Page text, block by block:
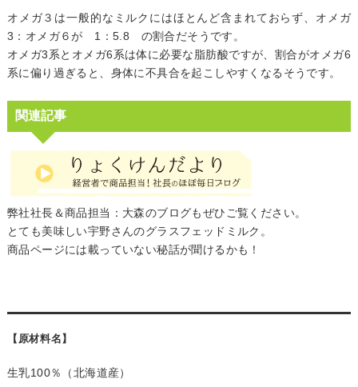
オメガ３は一般的なミルクにはほとんど含まれておらず、オメガ
3：オメガ６が 1：5.8 の割合だそうです。
オメガ3系とオメガ6系は体に必要な脂肪酸ですが、割合がオメガ6
系に偏り過ぎると、身体に不具合を起こしやすくなるそうです。
関連記事
弊社社長＆商品担当：大森のブログもぜひご覧ください。
とても美味しい宇野さんのグラスフェッドミルク。
商品ページには載っていない秘話が聞けるかも！
【原材料名】
生乳100％（北海道産）